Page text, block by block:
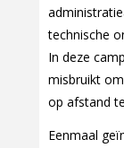
technische
In deze
misbruikt
op afstand
Eenmaal